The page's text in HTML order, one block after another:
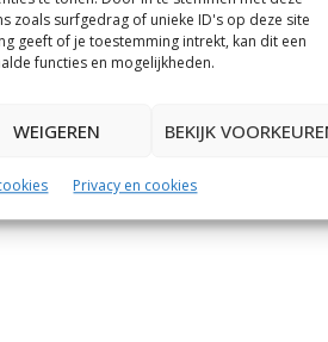
zoals surfgedrag of unieke ID's op deze site
geeft of je toestemming intrekt, kan dit een
functies en mogelijkheden.
WEIGEREN BEKIJK
Privacy en cookies